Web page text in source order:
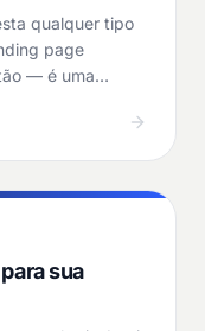
qualquer tipo
page
— é uma
sua